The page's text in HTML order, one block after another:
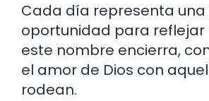
Cada día representa una
oportunidad para reflejar
este nombre encierra,
el amor de Dios con
rodean.